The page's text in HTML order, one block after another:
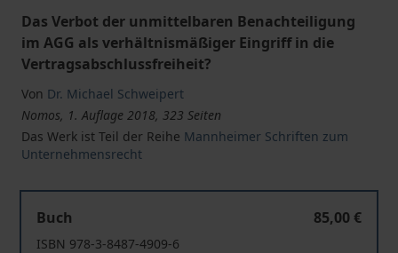
Das Verbot der unmittelbaren Benachteiligung
im AGG als verhältnismäßiger Eingriff in die
Vertragsabschlussfreiheit?
Von Dr. Michael Schweipert
Nomos, 1. Auflage 2018, 323 Seiten
Das Werk ist Teil der Reihe Mannheimer Schriften zum
Unternehmensrecht
Buch
85,00 €
ISBN 978-3-8487-4909-6